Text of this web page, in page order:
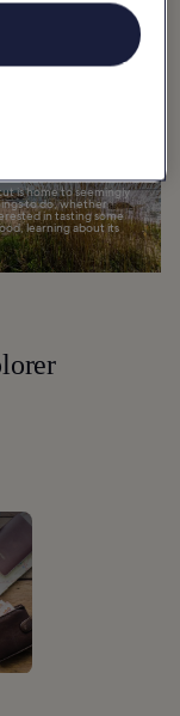
is home to seemingly
to do, whether
in tasting some
learning about its